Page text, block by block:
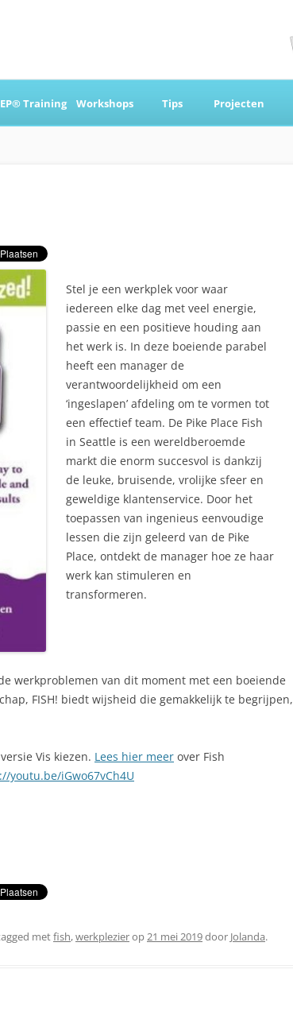
Ga
de
Training Workshops Tips Projecten
Coaching
Stel je een werkplek voor waar
iedereen elke dag met veel energie,
passie en een positieve houding aan
het werk is. In deze boeiende parabel
heeft een manager de
verantwoordelijkheid om een
‘ingeslapen’ afdeling om te vormen tot
een effectief team. De Pike Place Fish
in Seattle is een wereldberoemde
markt die enorm succesvol is dankzij
de leuke, bruisende, vrolijke sfeer en
geweldige klantenservice. Door het
toepassen van ingenieus eenvoudige
lessen die zijn geleerd van de Pike
Place, ontdekt de manager hoe ze haar
werk kan stimuleren en
transformeren.
werkproblemen van dit moment met een boeiende
FISH! biedt wijsheid die gemakkelijk te begrijpen,
Vis kiezen. Lees hier meer over Fish
youtu.be/iGwo67vCh4U
metfish,werkplezierop21 mei 2019door Jolanda.